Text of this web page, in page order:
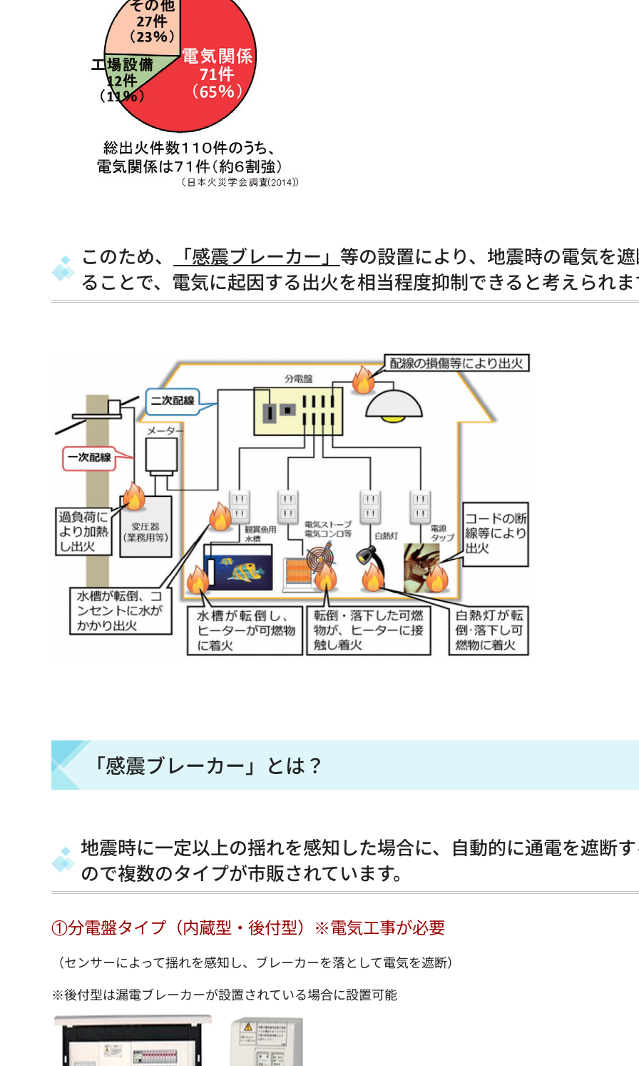
このため、 「感震ブレーカー」 等の設置により、地震時の電気を
ることで、電気に起因する出火を相当程度抑制できると考えられま
「感震ブレーカー」とは？
地震時に一定以上の揺れを感知した場合に、自動的に通電を遮断
ので複数のタイプが市販されています。
①分電盤タイプ（内蔵型・後付型）※電気工事が必要
（センサーによって揺れを感知し、ブレーカーを落として電気を遮断）
※後付型は漏電ブレーカーが設置されている場合に設置可能